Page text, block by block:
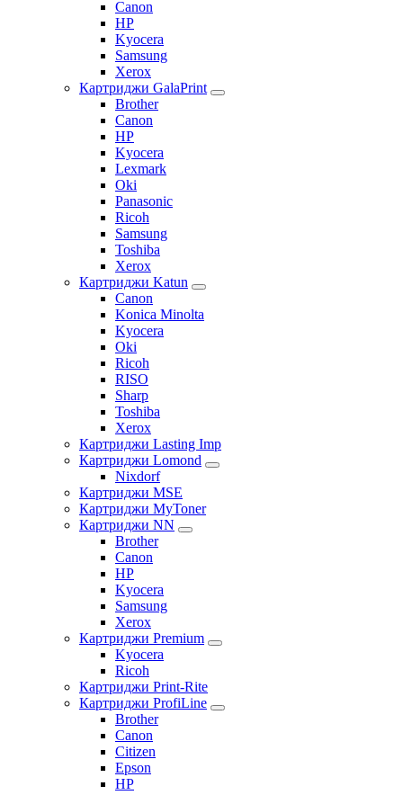
Canon
HP
Kyocera
Samsung
Xerox
Картриджи GalaPrint
Brother
Canon
HP
Kyocera
Lexmark
Oki
Panasonic
Ricoh
Samsung
Toshiba
Xerox
Картриджи Katun
Canon
Konica Minolta
Kyocera
Oki
Ricoh
RISO
Sharp
Toshiba
Xerox
Картриджи Lasting Imp
Картриджи Lomond
Nixdorf
Картриджи MSE
Картриджи MyToner
Картриджи NN
Brother
Canon
HP
Kyocera
Samsung
Xerox
Картриджи Premium
Kyocera
Ricoh
Картриджи Print-Rite
Картриджи ProfiLine
Brother
Canon
Citizen
Epson
HP